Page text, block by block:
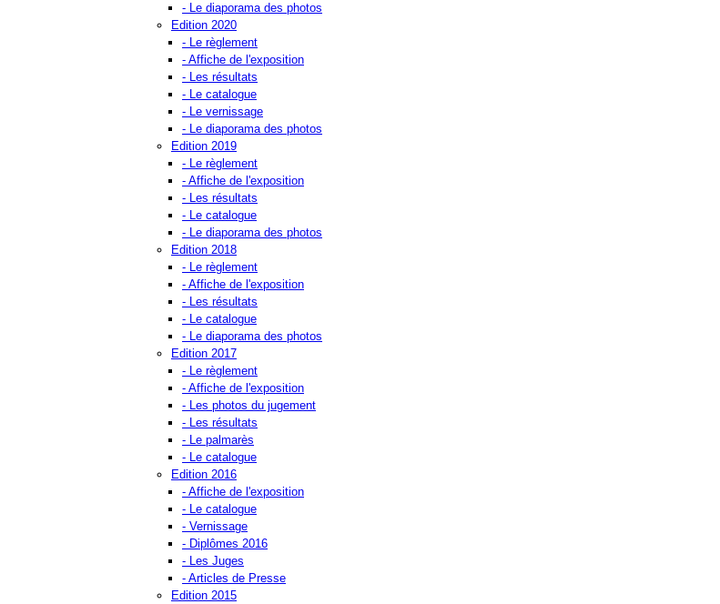
- Le diaporama des photos
Edition 2020
- Le règlement
- Affiche de l'exposition
- Les résultats
- Le catalogue
- Le vernissage
- Le diaporama des photos
Edition 2019
- Le règlement
- Affiche de l'exposition
- Les résultats
- Le catalogue
- Le diaporama des photos
Edition 2018
- Le règlement
- Affiche de l'exposition
- Les résultats
- Le catalogue
- Le diaporama des photos
Edition 2017
- Le règlement
- Affiche de l'exposition
- Les photos du jugement
- Les résultats
- Le palmarès
- Le catalogue
Edition 2016
- Affiche de l'exposition
- Le catalogue
- Vernissage
- Diplômes 2016
- Les Juges
- Articles de Presse
Edition 2015